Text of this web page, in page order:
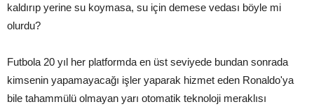
kaldırıp yerine su koymasa, su için demese vedası böyle mi
olurdu?
Futbola 20 yıl her platformda en üst seviyede bundan sonrada
kimsenin yapamayacağı işler yaparak hizmet eden Ronaldo'ya
bile tahammülü olmayan yarı otomatik teknoloji meraklısı